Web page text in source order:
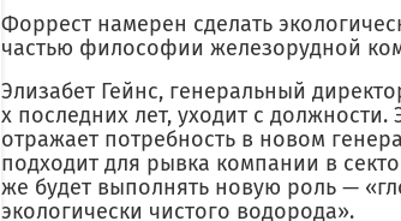
Форрест намерен сделать
частью философии железорудной
Элизабет Гейнс, генеральный
х последних лет, уходит с
отражает потребность в новом
подходит для рывка компании в
же будет выполнять новую роль —
экологически чистого водорода».